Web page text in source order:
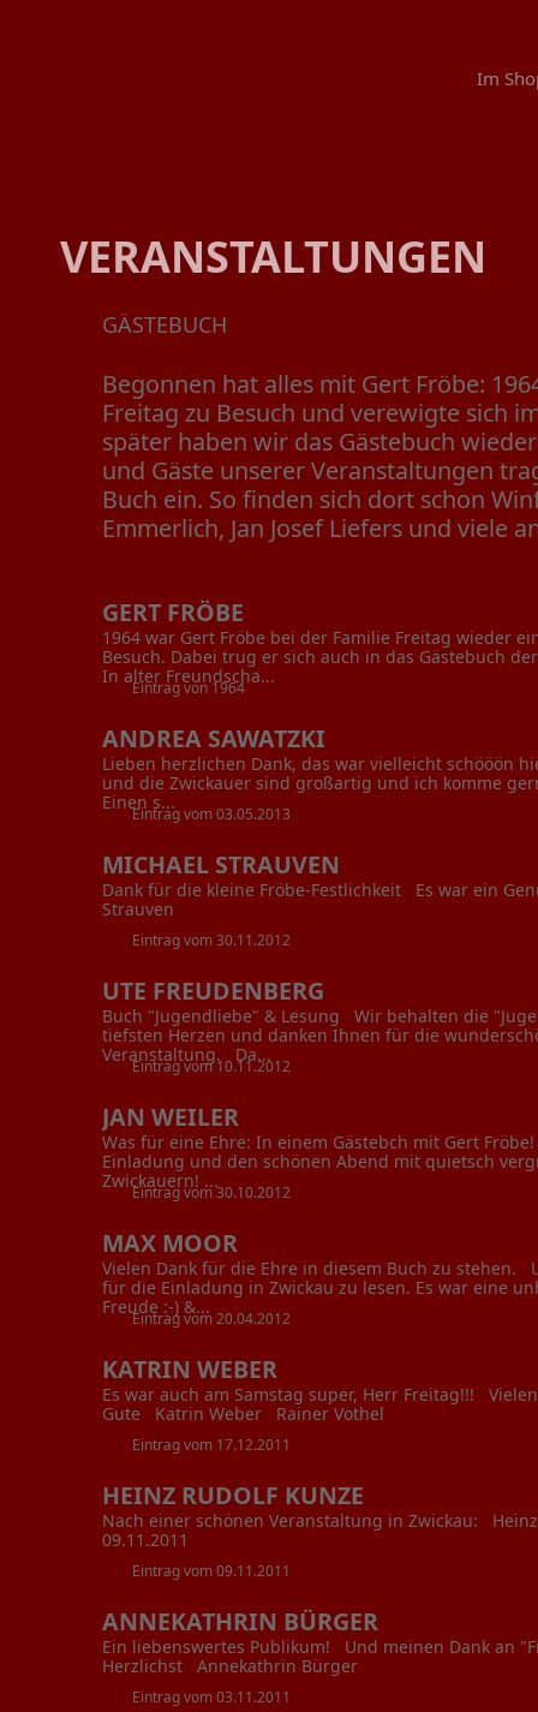
Im
VERANSTALTUNGEN
GÄSTEBUCH
Begonnen hat alles mit Gert Fröbe:
Freitag zu Besuch und verewigte sich
später haben wir das Gästebuch
und Gäste unserer Veranstaltungen
Buch ein. So finden sich dort schon
Emmerlich, Jan Josef Liefers und viele
GERT FRÖBE
1964 war Gert Fröbe bei der Familie Freitag wieder
Besuch. Dabei trug er sich auch in das Gästebuch
In alter Freundscha...
Eintrag von 1964
ANDREA SAWATZKI
Lieben herzlichen Dank, das war vielleicht schööön
und die Zwickauer sind großartig und ich komme
Einen s...
Eintrag vom 03.05.2013
MICHAEL STRAUVEN
Dank für die kleine Fröbe-Festlichkeit Es war ein
Strauven
Eintrag vom 30.11.2012
UTE FREUDENBERG
Buch "Jugendliebe" & Lesung Wir behalten die
tiefsten Herzen und danken Ihnen für die
Veranstaltung. Da...
Eintrag vom 10.11.2012
JAN WEILER
Was für eine Ehre: In einem Gästebch mit Gert
Einladung und den schönen Abend mit quietsch
Zwickauern! ...
Eintrag vom 30.10.2012
MAX MOOR
Vielen Dank für die Ehre in diesem Buch zu stehen.
für die Einladung in Zwickau zu lesen. Es war eine
Freude :-) &...
Eintrag vom 20.04.2012
KATRIN WEBER
Es war auch am Samstag super, Herr Freitag!!!
Gute Katrin Weber Rainer Vothel
Eintrag vom 17.12.2011
HEINZ RUDOLF KUNZE
Nach einer schönen Veranstaltung in Zwickau:
09.11.2011
Eintrag vom 09.11.2011
ANNEKATHRIN BÜRGER
Ein liebenswertes Publikum! Und meinen Dank an
Herzlichst Annekathrin Bürger
Eintrag vom 03.11.2011